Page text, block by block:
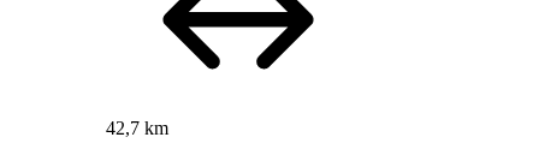
42,7 km